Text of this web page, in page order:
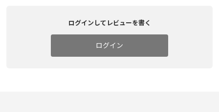
ログインしてレビューを書く
ログイン